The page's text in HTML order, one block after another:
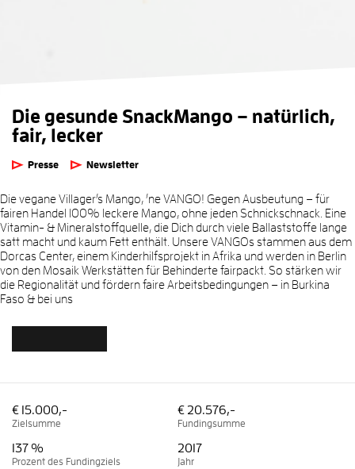
Die gesunde SnackMango – natürlich,
fair, lecker
Presse Newsletter
Die vegane Villager’s Mango, ’ne VANGO! Gegen Ausbeutung – für
fairen Handel 100% leckere Mango, ohne jeden Schnickschnack. Eine
Vitamin- & Mineralstoffquelle, die Dich durch viele Ballaststoffe lange
satt macht und kaum Fett enthält. Unsere VANGOs stammen aus dem
Dorcas Center, einem Kinderhilfsprojekt in Afrika und werden in Berlin
von den Mosaik Werkstätten für Behinderte fairpackt. So stärken wir
die Regionalität und fördern faire Arbeitsbedingungen – in Burkina
Faso & bei uns
€ 15.000,-
Zielsumme
€ 20.576,-
Fundingsumme
137 %
Prozent des Fundingziels
2017
Jahr